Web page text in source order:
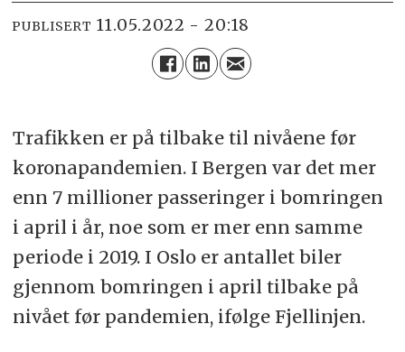
PUBLISERT 11.05.2022 - 20:18
Trafikken er på tilbake til nivåene før
koronapandemien. I Bergen var det mer
enn 7 millioner passeringer i bomringen
i april i år, noe som er mer enn samme
periode i 2019. I Oslo er antallet biler
gjennom bomringen i april tilbake på
nivået før pandemien, ifølge Fjellinjen.